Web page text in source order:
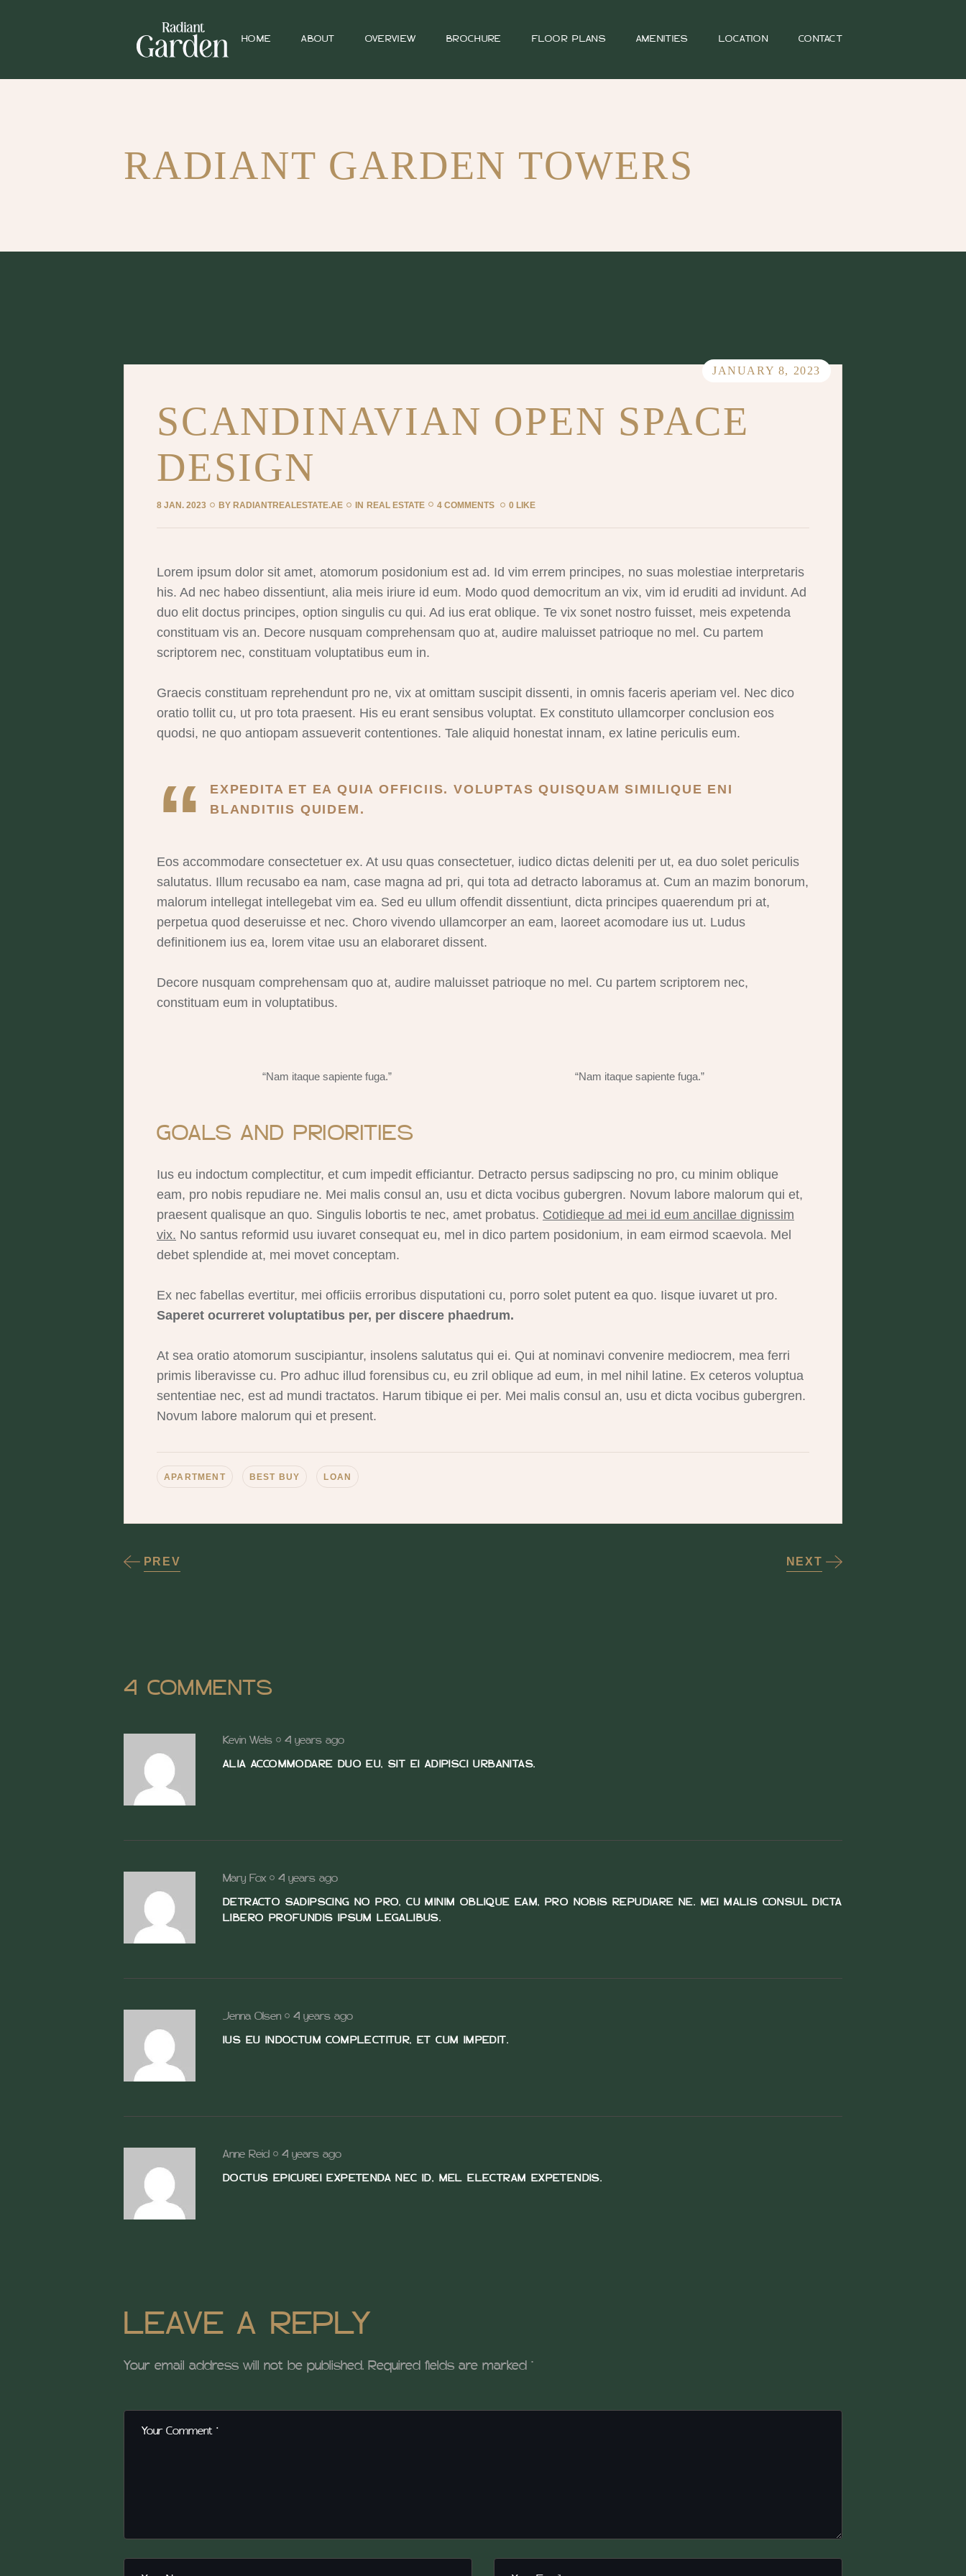
HOME ABOUT OVERVIEW BROCHURE FLOOR PLANS AMENITIES LOCATION CONTACT
RADIANT GARDEN TOWERS
JANUARY 8, 2023
SCANDINAVIAN OPEN SPACE
DESIGN
8 JAN. 2023 BY RADIANTREALESTATE.AE IN REAL ESTATE 4 COMMENTS 0 LIKE
Lorem ipsum dolor sit amet, atomorum posidonium est ad. Id vim errem principes, no suas molestiae interpretaris
his. Ad nec habeo dissentiunt, alia meis iriure id eum. Modo quod democritum an vix, vim id eruditi ad invidunt. Ad
duo elit doctus principes, option singulis cu qui. Ad ius erat oblique. Te vix sonet nostro fuisset, meis expetenda
constituam vis an. Decore nusquam comprehensam quo at, audire maluisset patrioque no mel. Cu partem
scriptorem nec, constituam voluptatibus eum in.
Graecis constituam reprehendunt pro ne, vix at omittam suscipit dissenti, in omnis faceris aperiam vel. Nec dico
oratio tollit cu, ut pro tota praesent. His eu erant sensibus voluptat. Ex constituto ullamcorper conclusion eos
quodsi, ne quo antiopam assueverit contentiones. Tale aliquid honestat innam, ex latine periculis eum.
EXPEDITA ET EA QUIA OFFICIIS. VOLUPTAS QUISQUAM SIMILIQUE ENI
BLANDITIIS QUIDEM.
Eos accommodare consectetuer ex. At usu quas consectetuer, iudico dictas deleniti per ut, ea duo solet periculis
salutatus. Illum recusabo ea nam, case magna ad pri, qui tota ad detracto laboramus at. Cum an mazim bonorum,
malorum intellegat intellegebat vim ea. Sed eu ullum offendit dissentiunt, dicta principes quaerendum pri at,
perpetua quod deseruisse et nec. Choro vivendo ullamcorper an eam, laoreet acomodare ius ut. Ludus
definitionem ius ea, lorem vitae usu an elaboraret dissent.
Decore nusquam comprehensam quo at, audire maluisset patrioque no mel. Cu partem scriptorem nec,
constituam eum in voluptatibus.
“Nam itaque sapiente fuga.” “Nam itaque sapiente fuga.”
GOALS AND PRIORITIES
Ius eu indoctum complectitur, et cum impedit efficiantur. Detracto persus sadipscing no pro, cu minim oblique
eam, pro nobis repudiare ne. Mei malis consul an, usu et dicta vocibus gubergren. Novum labore malorum qui et,
praesent qualisque an quo. Singulis lobortis te nec, amet probatus. Cotidieque ad mei id eum ancillae dignissim
vix. No santus reformid usu iuvaret consequat eu, mel in dico partem posidonium, in eam eirmod scaevola. Mel
debet splendide at, mei movet conceptam.
Ex nec fabellas evertitur, mei officiis erroribus disputationi cu, porro solet putent ea quo. Iisque iuvaret ut pro.
Saperet ocurreret voluptatibus per, per discere phaedrum.
At sea oratio atomorum suscipiantur, insolens salutatus qui ei. Qui at nominavi convenire mediocrem, mea ferri
primis liberavisse cu. Pro adhuc illud forensibus cu, eu zril oblique ad eum, in mel nihil latine. Ex ceteros voluptua
sententiae nec, est ad mundi tractatos. Harum tibique ei per. Mei malis consul an, usu et dicta vocibus gubergren.
Novum labore malorum qui et present.
APARTMENT BEST BUY LOAN
PREV NEXT
4 COMMENTS
Kevin Wels 4 years ago
ALIA ACCOMMODARE DUO EU, SIT EI ADIPISCI URBANITAS.
Mary Fox 4 years ago
DETRACTO SADIPSCING NO PRO, CU MINIM OBLIQUE EAM, PRO NOBIS REPUDIARE NE. MEI MALIS CONSUL DICTA
LIBERO PROFUNDIS IPSUM LEGALIBUS.
Jenna Olsen 4 years ago
IUS EU INDOCTUM COMPLECTITUR, ET CUM IMPEDIT.
Anne Reid 4 years ago
DOCTUS EPICUREI EXPETENDA NEC ID, MEL ELECTRAM EXPETENDIS.
LEAVE A REPLY
Your email address will not be published. Required fields are marked *